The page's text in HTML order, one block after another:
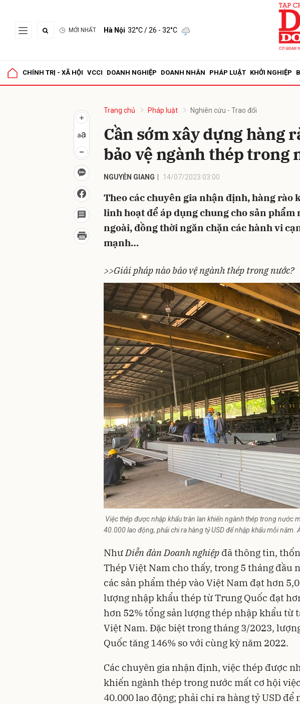
MỚI NHẤT Hà Nội 32°C/ 26 - 32°C
CHÍNH TRỊ - XÃ HỘI VCCI DOANH NGHIỆP DOANH NHÂN PHÁP LUẬT KHỞI NGHIỆP
Trang chủ Pháp luật Nghiên cứu - Trao đổi
Cần sớm xây dựng hàng
bảo vệ ngành thép trong
NGUYỄN GIANG 14/07/2023 03:00
Theo các chuyên gia nhận định, hàng rào
linh hoạt để áp dụng chung cho sản phẩm
ngoài, đồng thời ngăn chặn các hành vi
mạnh…
>>Giải pháp nào bảo vệ ngành thép trong nước?
Việc thép được nhập khẩu tràn lan khiến ngành thép trong nước
40.000 lao động, phải chi ra hàng tỷ USD để nhập khẩu mỗi năm.
Như Diễn đàn Doanh nghiệp đã thông tin,
Thép Việt Nam cho thấy, trong 5 tháng đầu
các sản phẩm thép vào Việt Nam đạt hơn
lượng nhập khẩu thép từ Trung Quốc đạt
hơn 52% tổng sản lượng thép nhập khẩu từ
Việt Nam. Đặc biệt trong tháng 3/2023,
Quốc tăng 146% so với cùng kỳ năm 2022.
Các chuyên gia nhận định, việc thép được
khiến ngành thép trong nước mất cơ hội
40.000 lao động; phải chi ra hàng tỷ USD